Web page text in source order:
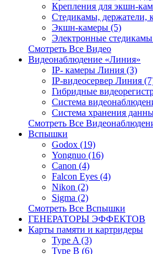
Крепления для экшн-
Стедикамы, держатели,
Экшн-камеры (5)
Электронные
Смотреть Все Видео
Видеонаблюдение «Линия»
IP- камеры Линия (3)
IP-видеосервер Линия
Гибридные
Система
Система хранения
Смотреть Все
Вспышки
Godox (19)
Yongnuo (16)
Canon (4)
Falcon Eyes (4)
Nikon (2)
Sigma (2)
Смотреть Все Вспышки
ГЕНЕРАТОРЫ ЭФФЕКТОВ
Карты памяти и картридеры
Type A (3)
Type B (6)